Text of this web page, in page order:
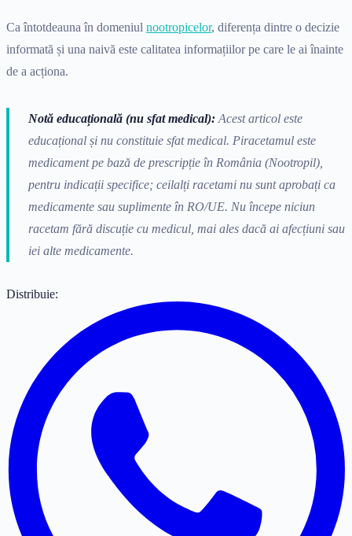
Ca întotdeauna în domeniul nootropicelor, diferența dintre o decizie
informată și una naivă este calitatea informațiilor pe care le ai înainte
de a acționa.
Notă educațională (nu sfat medical): Acest articol este
educațional și nu constituie sfat medical. Piracetamul este
medicament pe bază de prescripție în România (Nootropil),
pentru indicații specifice; ceilalți racetami nu sunt aprobați ca
medicamente sau suplimente în RO/UE. Nu începe niciun
racetam fără discuție cu medicul, mai ales dacă ai afecțiuni sau
iei alte medicamente.
Distribuie: